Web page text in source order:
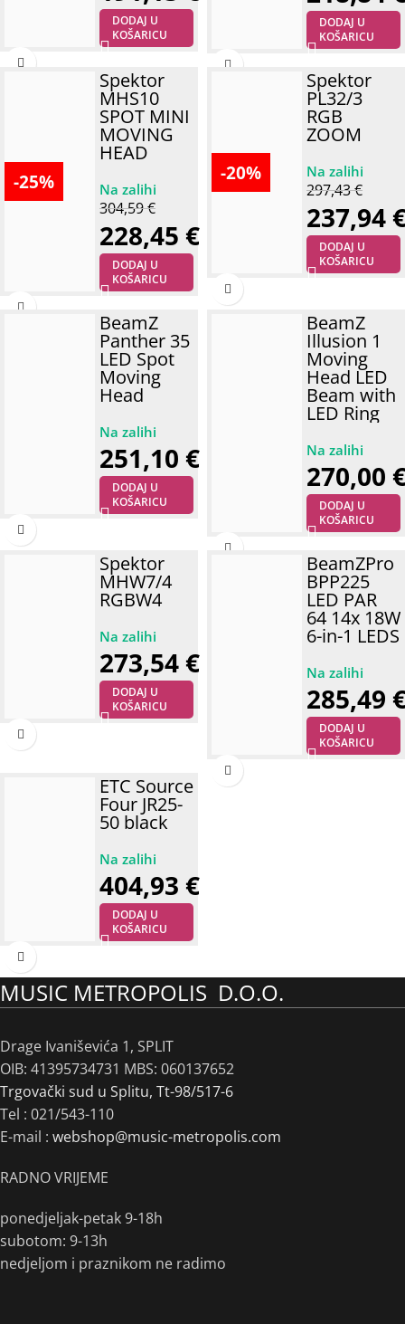
DODAJ U
KOŠARICU
DODAJ U
KOŠARICU
-25%
Spektor
MHS10
SPOT MINI
MOVING
HEAD
304,59€
228,45 €
DODAJ U
KOŠARICU
-20%
Spektor
PL32/3
RGB
ZOOM
297,43€
237,94
DODAJ U
KOŠARICU
BeamZ
Panther 35
LED Spot
Moving
Head
251,10 €
DODAJ U
KOŠARICU
BeamZ
Illusion 1
Moving
Head LED
Beam with
LED Ring
270,00
DODAJ U
KOŠARICU
Spektor
MHW7/4
RGBW4
273,54 €
DODAJ U
KOŠARICU
BeamZPro
BPP225
LED PAR
64 14x 18W
6-in-1 LEDS
285,49
DODAJ U
KOŠARICU
ETC Source
Four JR25-
50 black
404,93 €
DODAJ U
KOŠARICU
MUSIC METROPOLIS D.O.O.
Drage Ivaniševića 1, SPLIT
OIB: 41395734731 MBS: 060137652
Trgovački sud u Splitu, Tt-98/517-6
Tel : 021/543-110
E-mail : webshop@music-metropolis.com
RADNO VRIJEME
ponedjeljak-petak 9-18h
subotom: 9-13h
nedjeljom i praznikom ne radimo